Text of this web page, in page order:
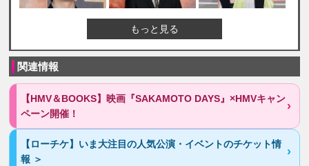
もっと見る
関連情報
【HMV＆BOOKS】映画『SAKAMOTO DAYS』×HMVキャン
ペーン開催！
【ローチケ】いま大注目の人気公演・イベントのチケット情
報 ＞